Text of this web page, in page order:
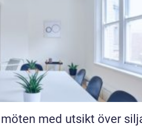
Konferens tällberg möten med utsikt över